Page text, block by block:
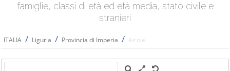
famiglie, classi di età ed età media, stato civile e
stranieri
ITALIA / Liguria / Provincia di Imperia / Airole